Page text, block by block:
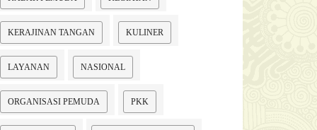
KERAJINAN TANGAN KULINER
LAYANAN NASIONAL
ORGANISASI PEMUDA PKK